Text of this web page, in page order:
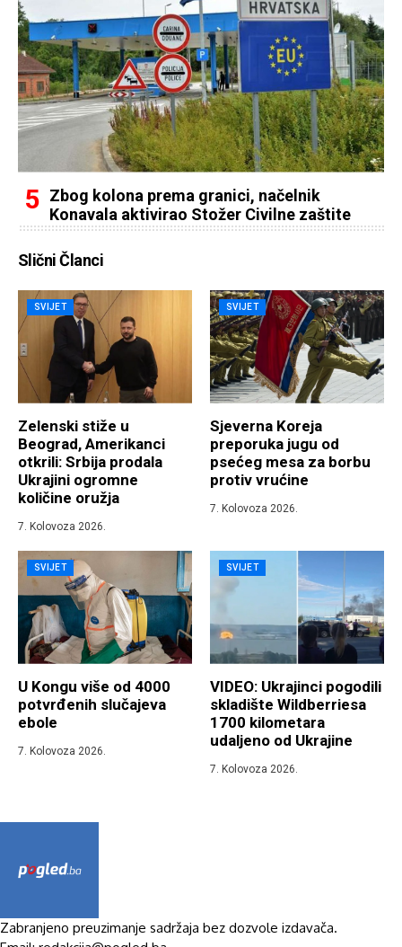
Zbog kolona prema granici, načelnik
Konavala aktivirao Stožer Civilne zaštite
Slični Članci
SVIJET
Zelenski stiže u
Beograd, Amerikanci
otkrili: Srbija prodala
Ukrajini ogromne
količine oružja
7. Kolovoza 2026.
SVIJET
Sjeverna Koreja
preporuka jugu od
psećeg mesa za borbu
protiv vrućine
7. Kolovoza 2026.
SVIJET
U Kongu više od 4000
potvrđenih slučajeva
ebole
7. Kolovoza 2026.
SVIJET
VIDEO: Ukrajinci pogodili
skladište Wildberriesa
1700 kilometara
udaljeno od Ukrajine
7. Kolovoza 2026.
Zabranjeno preuzimanje sadržaja bez dozvole izdavača.